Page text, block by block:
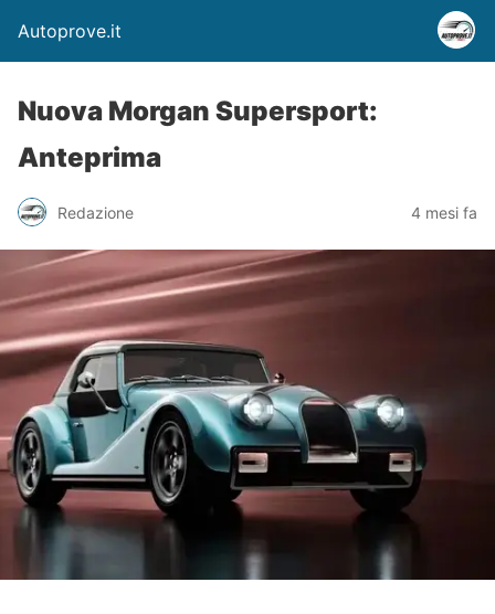
Autoprove.it
Nuova Morgan Supersport:
Anteprima
Redazione 4 mesi fa